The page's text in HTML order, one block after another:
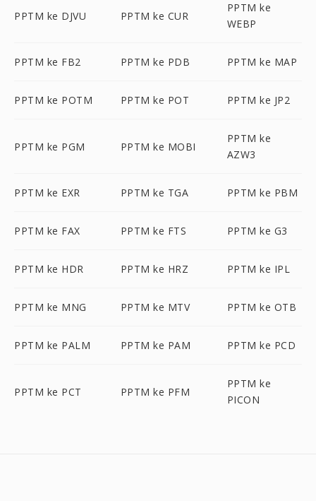
PPTM ke DJVU PPTM ke CUR
PPTM ke
WEBP
PPTM ke FB2 PPTM ke PDB PPTM ke MAP
PPTM ke POTM PPTM ke POT PPTM ke JP2
PPTM ke PGM PPTM ke MOBI
PPTM ke
AZW3
PPTM ke EXR PPTM ke TGA PPTM ke PBM
PPTM ke FAX PPTM ke FTS PPTM ke G3
PPTM ke HDR PPTM ke HRZ PPTM ke IPL
PPTM ke MNG PPTM ke MTV PPTM ke OTB
PPTM ke PALM PPTM ke PAM PPTM ke PCD
PPTM ke PCT PPTM ke PFM
PPTM ke
PICON